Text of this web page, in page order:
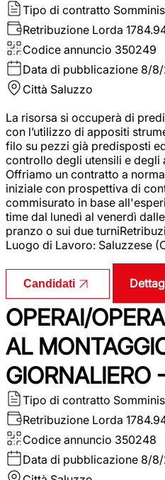
Tipo di contratto
Retribuzione Lorda
Codice annuncio 350249
Data di pubblicazione 8/
Città Saluzzo
La risorsa si occuperà di
con l’utilizzo di appositi
filo su pezzi già predisposti
controllo degli utensili e
Offriamo un contratto a
iniziale con prospettiva di
commisurato in base
time dal lunedì al venerdì
pranzo o sui due
Luogo di Lavoro: Saluzzese
Candidati
OPERAI/
AL
GIORNALIERO
Tipo di contratto
Retribuzione Lorda
Codice annuncio 350248
Data di pubblicazione 8/